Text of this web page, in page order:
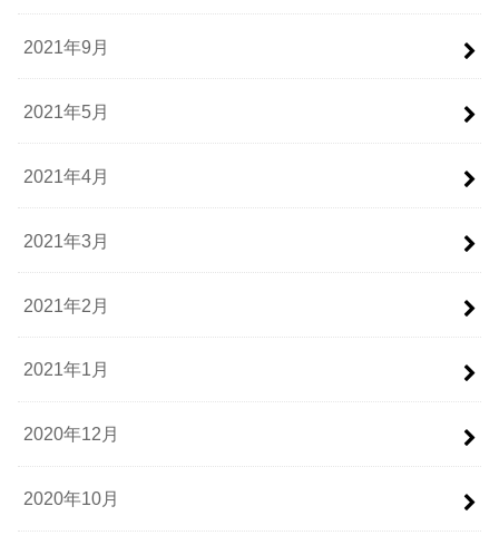
2021年9月
2021年5月
2021年4月
2021年3月
2021年2月
2021年1月
2020年12月
2020年10月